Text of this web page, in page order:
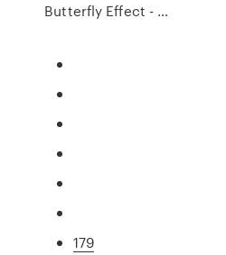
Butterfly Effect - …
179